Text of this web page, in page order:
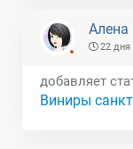
Алена
22 дня
добавляет
Виниры